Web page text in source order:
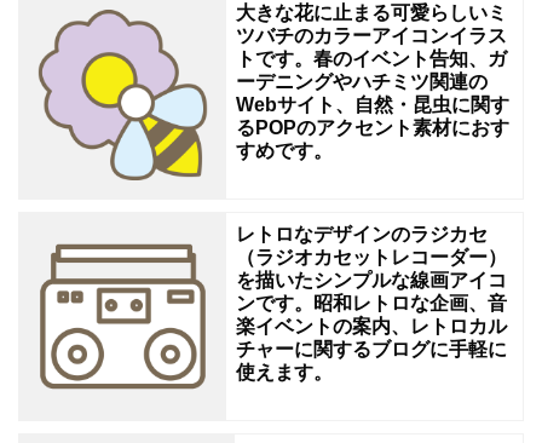
ェ
ブ
デ
ン、
SNS
メ
大きな花に止まる可愛らしいミ
ツバチのカラーアイコンイラス
トです。春のイベント告知、ガ
ーデニングやハチミツ関連の
Webサイト、自然・昆虫に関す
るPOPのアクセント素材におす
すめです。
レトロなデザインのラジカセ
（ラジオカセットレコーダー）
を描いたシンプルな線画アイコ
ンです。昭和レトロな企画、音
楽イベントの案内、レトロカル
チャーに関するブログに手軽に
使えます。